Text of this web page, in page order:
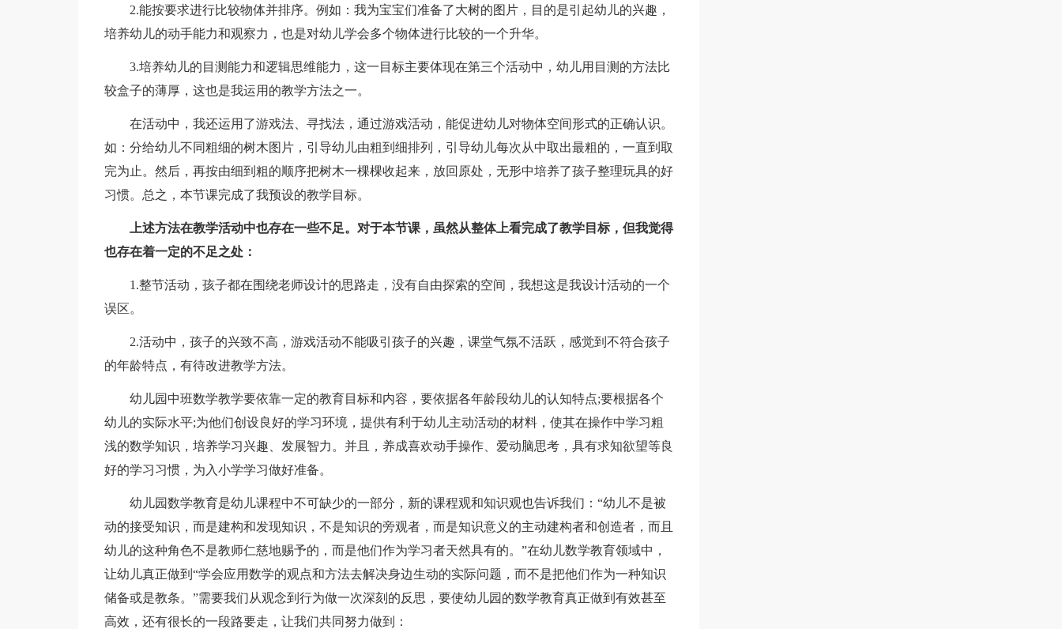
2.能按要求进行比较物体并排序。例如：我为宝宝们准备了大树的图片，目的是引起幼儿的兴趣，
培养幼儿的动手能力和观察力，也是对幼儿学会多个物体进行比较的一个升华。
3.培养幼儿的目测能力和逻辑思维能力，这一目标主要体现在第三个活动中，幼儿用目测的方法比
较盒子的薄厚，这也是我运用的教学方法之一。
在活动中，我还运用了游戏法、寻找法，通过游戏活动，能促进幼儿对物体空间形式的正确认识。
如：分给幼儿不同粗细的树木图片，引导幼儿由粗到细排列，引导幼儿每次从中取出最粗的，一直到取
完为止。然后，再按由细到粗的顺序把树木一棵棵收起来，放回原处，无形中培养了孩子整理玩具的好
习惯。总之，本节课完成了我预设的教学目标。
上述方法在教学活动中也存在一些不足。对于本节课，虽然从整体上看完成了教学目标，但我觉得
也存在着一定的不足之处：
1.整节活动，孩子都在围绕老师设计的思路走，没有自由探索的空间，我想这是我设计活动的一个
误区。
2.活动中，孩子的兴致不高，游戏活动不能吸引孩子的兴趣，课堂气氛不活跃，感觉到不符合孩子
的年龄特点，有待改进教学方法。
幼儿园中班数学教学要依靠一定的教育目标和内容，要依据各年龄段幼儿的认知特点;要根据各个
幼儿的实际水平;为他们创设良好的学习环境，提供有利于幼儿主动活动的材料，使其在操作中学习粗
浅的数学知识，培养学习兴趣、发展智力。并且，养成喜欢动手操作、爱动脑思考，具有求知欲望等良
好的学习习惯，为入小学学习做好准备。
幼儿园数学教育是幼儿课程中不可缺少的一部分，新的课程观和知识观也告诉我们：“幼儿不是被
动的接受知识，而是建构和发现知识，不是知识的旁观者，而是知识意义的主动建构者和创造者，而且
幼儿的这种角色不是教师仁慈地赐予的，而是他们作为学习者天然具有的。”在幼儿数学教育领域中，
让幼儿真正做到“学会应用数学的观点和方法去解决身边生动的实际问题，而不是把他们作为一种知识
储备或是教条。”需要我们从观念到行为做一次深刻的反思，要使幼儿园的数学教育真正做到有效甚至
高效，还有很长的一段路要走，让我们共同努力做到：